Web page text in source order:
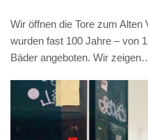
Wir öffnen die Tore zum
wurden fast 100 Jahre – von
Bäder angeboten. Wir